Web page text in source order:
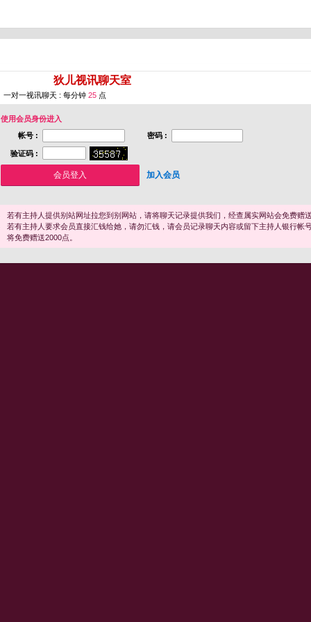
狄儿视讯聊天室
一对一视讯聊天 : 每分钟 25 点
使用会员身份进入
帐号 :
密码 :
验证码 :
加入会员
若有主持人提供别站网址拉您到别网站，请将聊天记录提供我们，经查属实网站会免费赠送
若有主持人要求会员直接汇钱给她，请勿汇钱，请会员记录聊天内容或留下主持人银行帐
将免费赠送2000点。